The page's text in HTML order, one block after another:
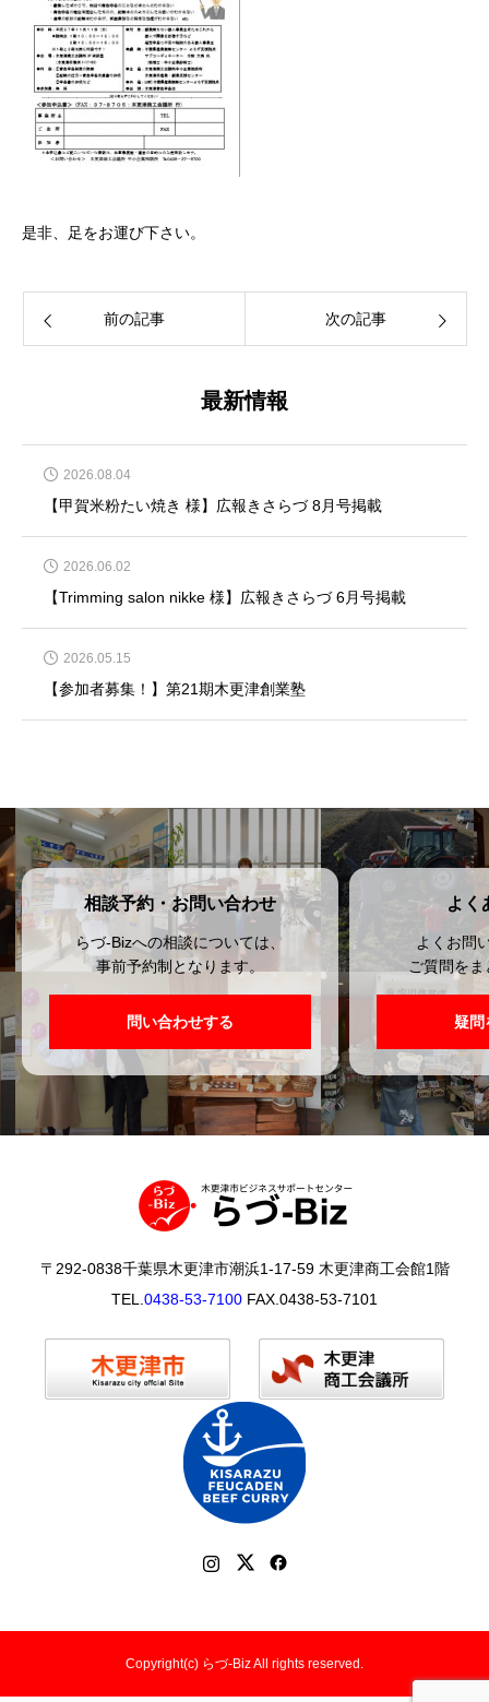
是非、足をお運び下さい。
前の記事 次の記事
最新情報
2026.08.04
【甲賀米粉たい焼き 様】広報きさらづ 8月号掲載
2026.06.02
【Trimming salon nikke 様】広報きさらづ 6月号掲載
2026.05.15
【参加者募集！】第21期木更津創業塾
相談予約・お問い合わせ
らづ-Bizへの相談については、
事前予約制となります。
問い合わせする
よく
よくお問
ご質問を
疑問
〒292-0838千葉県木更津市潮浜1-17-59 木更津商工会館1階
TEL. 0438-53-7100 FAX.0438-53-7101
Copyright(c) らづ-Biz All rights reserved.